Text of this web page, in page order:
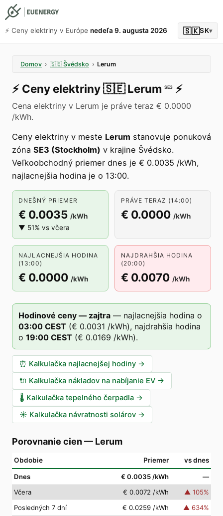
⚡️ Ceny elektriny v Európe nedeľa 9. augusta 2026 🇸🇰SK▾
Domov › 🇸🇪 Švédsko › Lerum
⚡️ Ceny elektriny🇸🇪 Lerum SE3 ⚡️
Cena elektriny v Lerum je práve teraz € 0.0000
/kWh.
Ceny elektriny v meste Lerum stanovuje ponuková
zóna SE3 (Stockholm) v krajine Švédsko.
Veľkoobchodný priemer dnes je € 0.0035 /kWh,
najlacnejšia hodina je o 13:00.
DNEŠNÝ PRIEMER
€ 0.0035 /kWh
▼ 51% vs včera
PRÁVE TERAZ (14:00)
€ 0.0000 /kWh
NAJLACNEJŠIA HODINA
(13:00)
€ 0.0000 /kWh
NAJDRAHŠIA HODINA
(20:00)
€ 0.0070 /kWh
Hodinové ceny — zajtra — najlacnejšia hodina o
03:00 CEST (€ 0.0031 /kWh), najdrahšia hodina
o 19:00 CEST (€ 0.0169 /kWh).
⏰ Kalkulačka najlacnejšej hodiny →
🔌 Kalkulačka nákladov na nabíjanie EV →
🌡️ Kalkulačka tepelného čerpadla →
☀️ Kalkulačka návratnosti solárov →
Porovnanie cien — Lerum
Obdobie Priemer vs dnes
Dnes € 0.0035 /kWh
—
Včera
€ 0.0072 /kWh ▲ 105%
Posledných 7 dní
€ 0.0259 /kWh ▲ 634%